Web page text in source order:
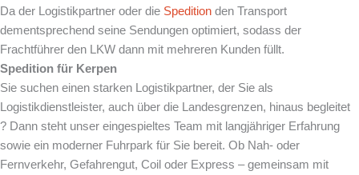
Da der Logistikpartner oder die Spedition den Transport
dementsprechend seine Sendungen optimiert, sodass der
Frachtführer den LKW dann mit mehreren Kunden füllt.
Spedition für Kerpen
Sie suchen einen starken Logistikpartner, der Sie als
Logistikdienstleister, auch über die Landesgrenzen, hinaus begleitet
? Dann steht unser eingespieltes Team mit langjähriger Erfahrung
sowie ein moderner Fuhrpark für Sie bereit. Ob Nah- oder
Fernverkehr, Gefahrengut, Coil oder Express – gemeinsam mit